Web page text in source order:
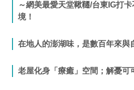
～網美最愛天堂鞦韆/台東IG打
境！
在地人的澎湖味，是數百年來與
老屋化身「療癒」空間；解憂可